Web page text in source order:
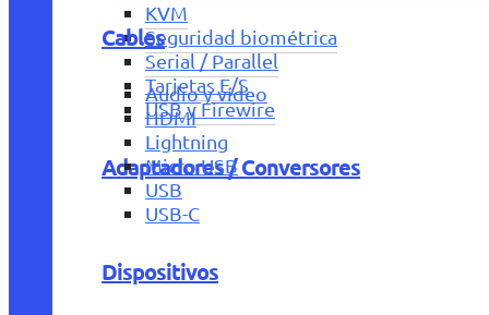
KVM
Seguridad biométrica
Serial / Parallel
Tarjetas E/S
USB y Firewire
Adaptadores / Conversores
Cables
Audio y vídeo
HDMI
Lightning
Micro USB
USB
USB-C
Dispositivos